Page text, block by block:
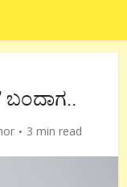
3 min read